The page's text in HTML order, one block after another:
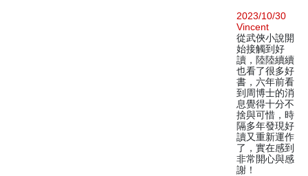
2023/10/30
Vincent
從武俠小說開
始接觸到好
讀，陸陸續續
也看了很多好
書，六年前看
到周博士的消
息覺得十分不
捨與可惜，時
隔多年發現好
讀又重新運作
了，實在感到
非常開心與感
謝！